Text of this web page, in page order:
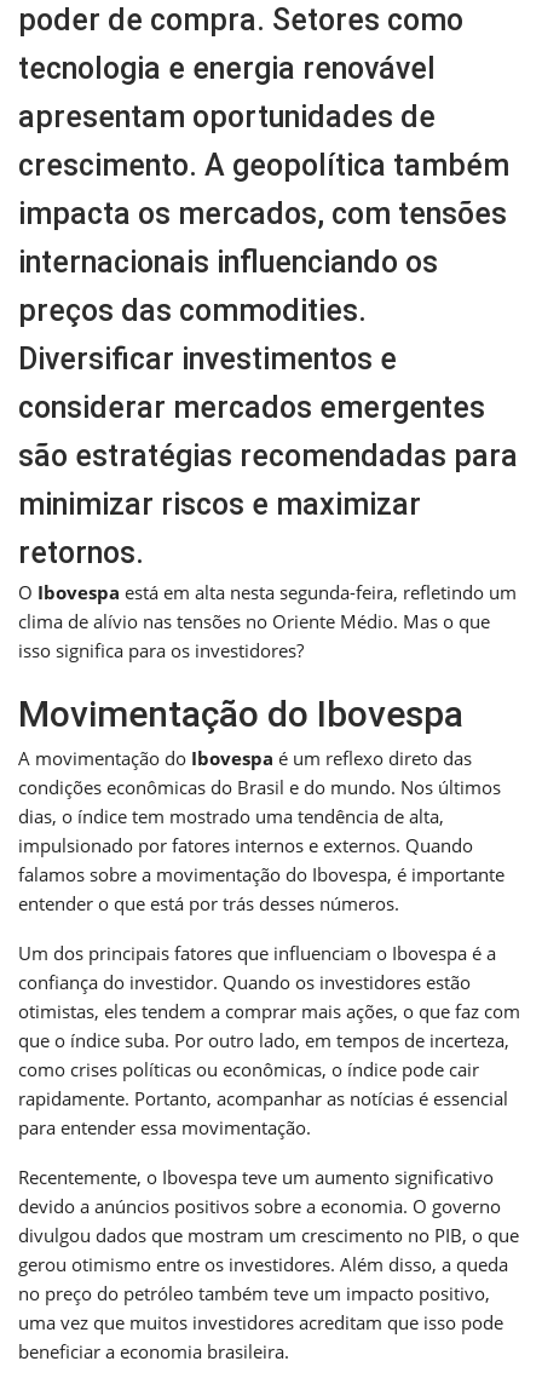
poder de compra. Setores como
tecnologia e energia renovável
apresentam oportunidades de
crescimento. A geopolítica também
impacta os mercados, com tensões
internacionais influenciando os
preços das commodities.
Diversificar investimentos e
considerar mercados emergentes
são estratégias recomendadas para
minimizar riscos e maximizar
retornos.
O Ibovespa está em alta nesta segunda-feira, refletindo um
clima de alívio nas tensões no Oriente Médio. Mas o que
isso significa para os investidores?
Movimentação do Ibovespa
A movimentação do Ibovespa é um reflexo direto das
condições econômicas do Brasil e do mundo. Nos últimos
dias, o índice tem mostrado uma tendência de alta,
impulsionado por fatores internos e externos. Quando
falamos sobre a movimentação do Ibovespa, é importante
entender o que está por trás desses números.
Um dos principais fatores que influenciam o Ibovespa é a
confiança do investidor. Quando os investidores estão
otimistas, eles tendem a comprar mais ações, o que faz com
que o índice suba. Por outro lado, em tempos de incerteza,
como crises políticas ou econômicas, o índice pode cair
rapidamente. Portanto, acompanhar as notícias é essencial
para entender essa movimentação.
Recentemente, o Ibovespa teve um aumento significativo
devido a anúncios positivos sobre a economia. O governo
divulgou dados que mostram um crescimento no PIB, o que
gerou otimismo entre os investidores. Além disso, a queda
no preço do petróleo também teve um impacto positivo,
uma vez que muitos investidores acreditam que isso pode
beneficiar a economia brasileira.